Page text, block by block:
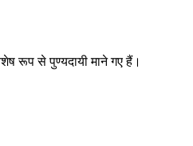
रूप से पुण्यदायी माने गए हैं।